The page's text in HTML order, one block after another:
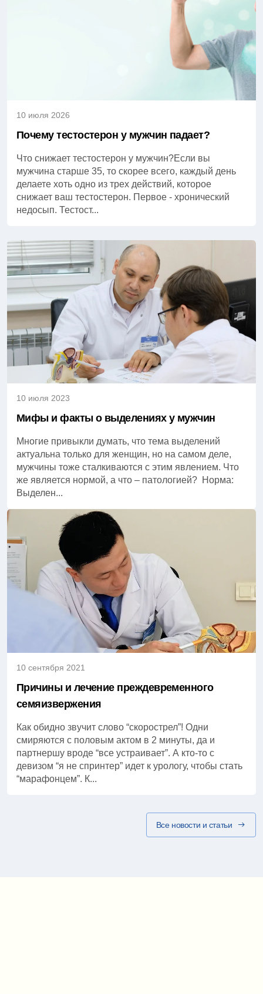
10 июля 2026
Почему тестостерон у мужчин падает?
Что снижает тестостерон у мужчин?Если вы
мужчина старше 35, то скорее всего, каждый день
делаете хоть одно из трех действий, которое
снижает ваш тестостерон. Первое - хронический
недосып. Тестост...
10 июля 2023
Мифы и факты о выделениях у мужчин
Многие привыкли думать, что тема выделений
актуальна только для женщин, но на самом деле,
мужчины тоже сталкиваются с этим явлением. Что
же является нормой, а что – патологией? Норма:
Выделен...
10 сентября 2021
Причины и лечение преждевременного
семяизвержения
Как обидно звучит слово “скорострел”! Одни
смиряются с половым актом в 2 минуты, да и
партнершу вроде “все устраивает”. А кто-то с
девизом “я не спринтер” идет к урологу, чтобы стать
“марафонцем”. К...
Все новости и статьи